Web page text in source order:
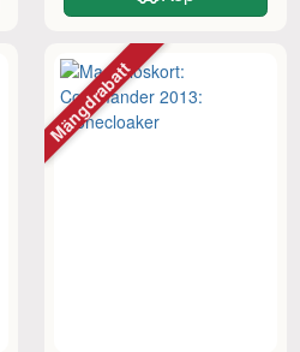
Mängdrabatt